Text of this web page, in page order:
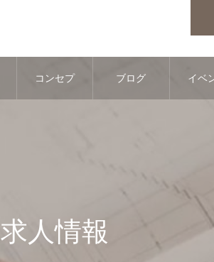
コンセプ ブログ イベ
求人情報